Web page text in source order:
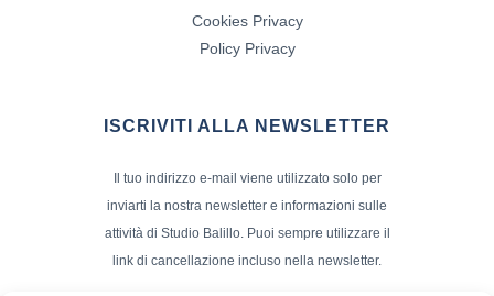
Cookies Privacy
Policy Privacy
ISCRIVITI ALLA NEWSLETTER
Il tuo indirizzo e-mail viene utilizzato solo per
inviarti la nostra newsletter e informazioni sulle
attività di Studio Balillo. Puoi sempre utilizzare il
link di cancellazione incluso nella newsletter.